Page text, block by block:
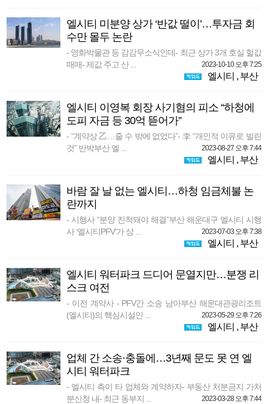
엘시티 미분양 상가 ‘반값 떨이’…투자금 회
수만 몰두 논란
- 영화박물관 등 감감무소식인데- 최근 상가 3개 호실 헐값
매매- 제값 주고 산 ...
2023-10-10 오후 7:25
엘시티 , 부산
엘시티 이영복 회장 사기혐의 피소 “하청에
도피 자금 등 30억 뜯어가”
- “계약상 乙…줄 수 밖에 없었다”- 李 “개인적 이유로 빌린
것” 반박부산 엘 ...
2023-08-27 오후 7:44
엘시티 , 부산
바람 잘 날 없는 엘시티…하청 임금체불 논
란까지
- 시행사 “분양 진척돼야 해결”부산 해운대구 엘시티 시행
사 ‘엘시티PFV’가 상 ...
2023-07-03 오후 7:38
엘시티 , 부산
엘시티 워터파크 드디어 문열지만…분쟁 리
스크 여전
- 이전 계약사 - PFV간 소송 남아부산 해운대관광리조트
(엘시티)의 핵심시설인 ...
2023-05-29 오후 7:26
엘시티 , 부산
업체 간 소송·충돌에…3년째 문도 못 연 엘
시티 워터파크
- 엘시티 측이 타 업체와 계약하자- 부동산 처분금지 가처
분신청 내- 최근 동부지 ...
2023-03-28 오후 7:44